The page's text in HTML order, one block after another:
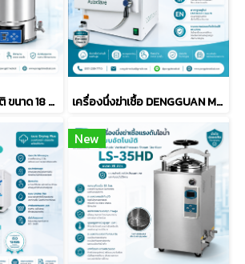
หม้อนึ่งฆ่าเชื้ออัตโนมัติ ขนาด 18 ลิตร รุ่น YX-18HDD เครื่องนึ่งฆ่าเชื้อ DENGGUAN Medical รุ่น DGT-23A
New